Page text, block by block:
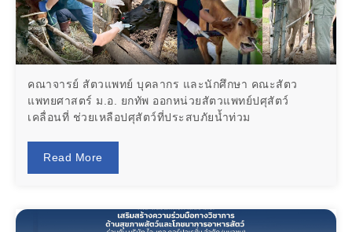
คณาจารย์ สัตวแพทย์ บุคลากร และนักศึกษา คณะสัตว
แพทยศาสตร์ ม.อ. ยกทัพ ออกหน่วยสัตวแพทย์ปศุสัตว์
เคลื่อนที่ ช่วยเหลือปศุสัตว์ที่ประสบภัยน้ำท่วม
Read More